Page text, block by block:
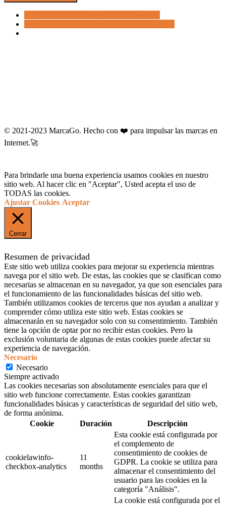
© 2021-2023 MarcaGo. Hecho con ❤️ para impulsar las marcas en
Internet.🚀
Para brindarle una buena experiencia usamos cookies en nuestro
sitio web. Al hacer clic en "Aceptar", Usted acepta el uso de
TODAS las cookies.
Ajustar Cookies Aceptar
Cerrar
Resumen de privacidad
Este sitio web utiliza cookies para mejorar su experiencia mientras
navega por el sitio web. De estas, las cookies que se clasifican como
necesarias se almacenan en su navegador, ya que son esenciales para
el funcionamiento de las funcionalidades básicas del sitio web.
También utilizamos cookies de terceros que nos ayudan a analizar y
comprender cómo utiliza este sitio web. Estas cookies se
almacenarán en su navegador solo con su consentimiento. También
tiene la opción de optar por no recibir estas cookies. Pero la
exclusión voluntaria de algunas de estas cookies puede afectar su
experiencia de navegación.
Necesario
Necesario
Siempre activado
Las cookies necesarias son absolutamente esenciales para que el
sitio web funcione correctamente. Estas cookies garantizan
funcionalidades básicas y características de seguridad del sitio web,
de forma anónima.
Cookie
Duración Descripción
cookielawinfo-
checkbox-analytics
11
months
Esta cookie está configurada por
el complemento de
consentimiento de cookies de
GDPR. La cookie se utiliza para
almacenar el consentimiento del
usuario para las cookies en la
categoría "Análisis".
La cookie está configurada por el